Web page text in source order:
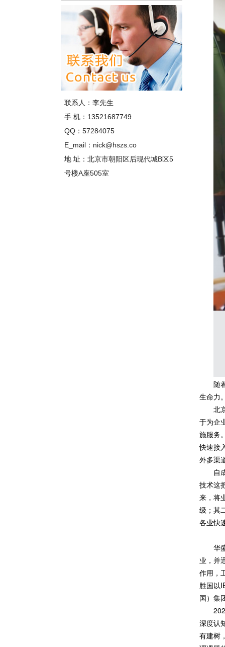
联系人：李先生
手 机：13521687749
QQ：57284075
E_mail：nick@hszs.co
地 址：北京市朝阳区后现代城B区5
号楼A座505室
随
生命力
北
于为企
施服务
快速接
外多渠
自
技术这
来，将
级；其
各业快
华
业，并
作用，
胜国以
国）集
深度认
有建树